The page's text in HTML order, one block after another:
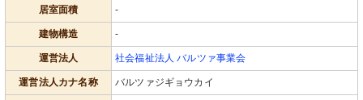
居室面積 -
建物構造 -
運営法人 社会福祉法人 バルツァ事業会
運営法人カナ名称 バルツァジギョウカイ